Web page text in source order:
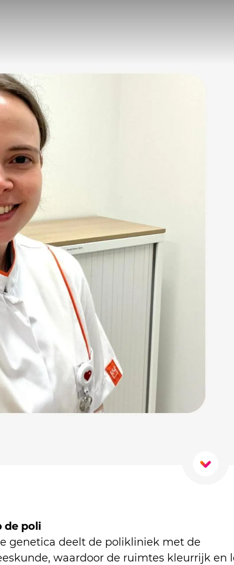
de poli
genetica deelt de polikliniek met de
waardoor de ruimtes kleurrijk en